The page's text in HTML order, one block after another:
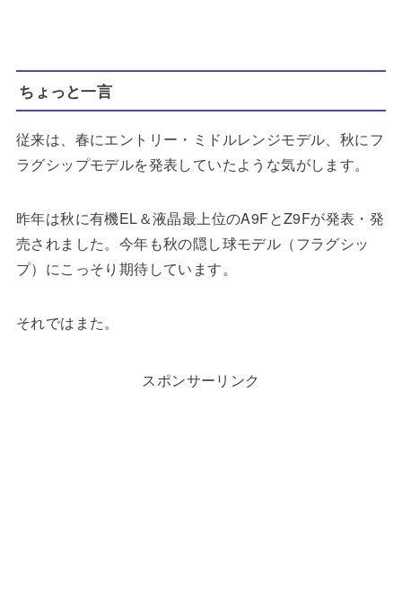
ちょっと一言
従来は、春にエントリー・ミドルレンジモデル、秋にフ
ラグシップモデルを発表していたような気がします。
昨年は秋に有機EL＆液晶最上位のA9FとZ9Fが発表・発
売されました。今年も秋の隠し球モデル（フラグシッ
プ）にこっそり期待しています。
それではまた。
スポンサーリンク